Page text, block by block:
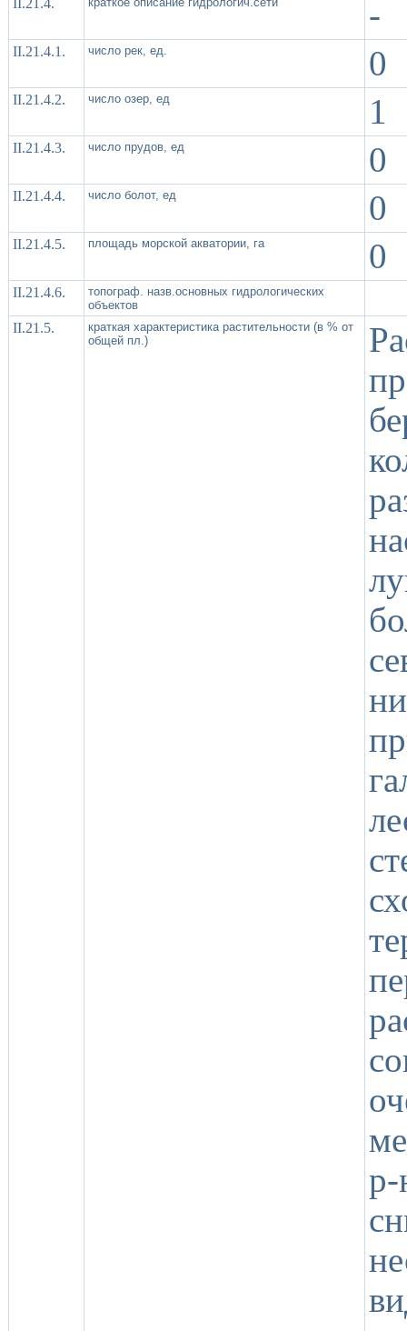
II.21.4. -
II.21.4.1. число рек, ед. 0
II.21.4.2. число озер, ед 1
II.21.4.3. число прудов, ед 0
II.21.4.4. число болот, ед 0
II.21.4.5. площадь морской акватории, га 0
II.21.4.6.
топограф. назв.основных гидрологических
объектов
II.21.5.
краткая характеристика растительности (в % от
общей пл.)
р-